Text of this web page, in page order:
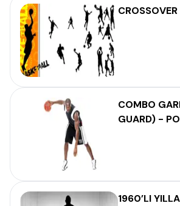
COMBO
GUARD) -
1960’LI